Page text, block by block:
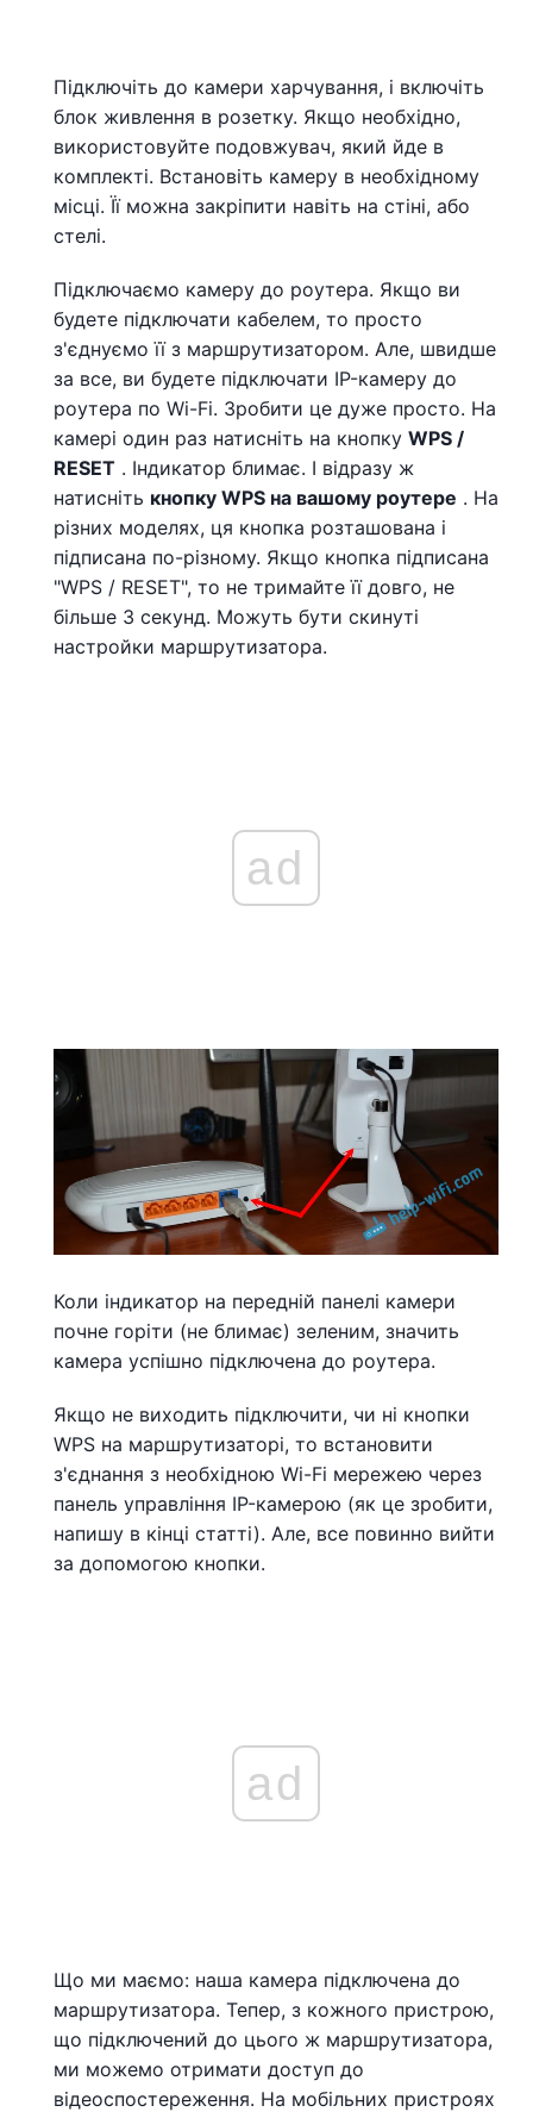
Підключіть до камери харчування, і включіть
блок живлення в розетку. Якщо необхідно,
використовуйте подовжувач, який йде в
комплекті. Встановіть камеру в необхідному
місці. Її можна закріпити навіть на стіні, або
стелі.
Підключаємо камеру до роутера. Якщо ви
будете підключати кабелем, то просто
з'єднуємо її з маршрутизатором. Але, швидше
за все, ви будете підключати IP-камеру до
роутера по Wi-Fi. Зробити це дуже просто. На
камері один раз натисніть на кнопку WPS /
RESET . Індикатор блимає. І відразу ж
натисніть кнопку WPS на вашому роутере . На
різних моделях, ця кнопка розташована і
підписана по-різному. Якщо кнопка підписана
"WPS / RESET", то не тримайте її довго, не
більше 3 секунд. Можуть бути скинуті
настройки маршрутизатора.
ad
Коли індикатор на передній панелі камери
почне горіти (не блимає) зеленим, значить
камера успішно підключена до роутера.
Якщо не виходить підключити, чи ні кнопки
WPS на маршрутизаторі, то встановити
з'єднання з необхідною Wi-Fi мережею через
панель управління IP-камерою (як це зробити,
напишу в кінці статті). Але, все повинно вийти
за допомогою кнопки.
ad
Що ми маємо: наша камера підключена до
маршрутизатора. Тепер, з кожного пристрою,
що підключений до цього ж маршрутизатора,
ми можемо отримати доступ до
відеоспостереження. На мобільних пристроях